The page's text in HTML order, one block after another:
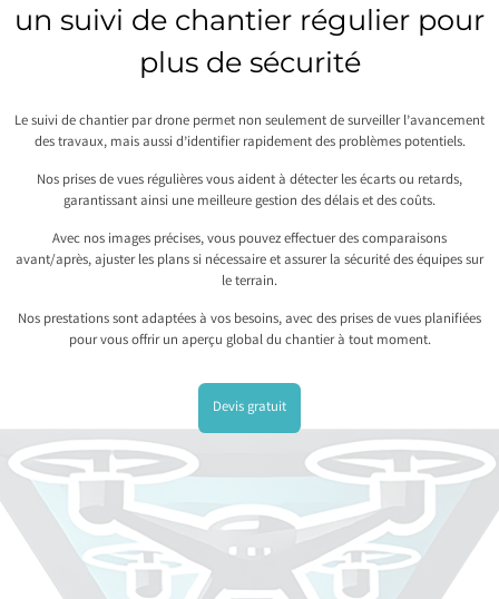
un suivi de chantier régulier pour
plus de sécurité
Le suivi de chantier par drone permet non seulement de surveiller l’avancement
des travaux, mais aussi d’identifier rapidement des problèmes potentiels.
Nos prises de vues régulières vous aident à détecter les écarts ou retards,
garantissant ainsi une meilleure gestion des délais et des coûts.
Avec nos images précises, vous pouvez effectuer des comparaisons
avant/après, ajuster les plans si nécessaire et assurer la sécurité des équipes sur
le terrain.
Nos prestations sont adaptées à vos besoins, avec des prises de vues planifiées
pour vous offrir un aperçu global du chantier à tout moment.
Devis gratuit